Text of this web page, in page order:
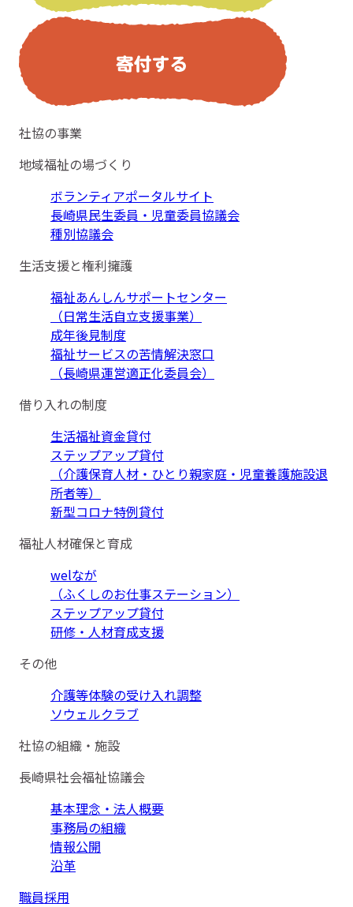
社協の事業
地域福祉の場づくり
ボランティアポータルサイト
長崎県民生委員・児童委員協議会
種別協議会
生活支援と権利擁護
福祉あんしんサポートセンター
（日常生活自立支援事業）
成年後見制度
福祉サービスの苦情解決窓口
（長崎県運営適正化委員会）
借り入れの制度
生活福祉資金貸付
ステップアップ貸付
（介護保育人材・ひとり親家庭・児童養護施設退
所者等）
新型コロナ特例貸付
福祉人材確保と育成
welなが
（ふくしのお仕事ステーション）
ステップアップ貸付
研修・人材育成支援
その他
介護等体験の受け入れ調整
ソウェルクラブ
社協の組織・施設
長崎県社会福祉協議会
基本理念・法人概要
事務局の組織
情報公開
沿革
職員採用